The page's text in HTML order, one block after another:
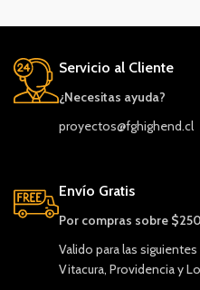
Servicio al Cliente
¿Necesitas ayuda?
proyectos@fghighend.cl
Envío Gratis
Por compras sobre
Valido para las
Vitacura, Providencia y